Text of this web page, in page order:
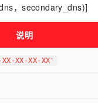
，secondary_dns)]
说明
XX-XX-XX'